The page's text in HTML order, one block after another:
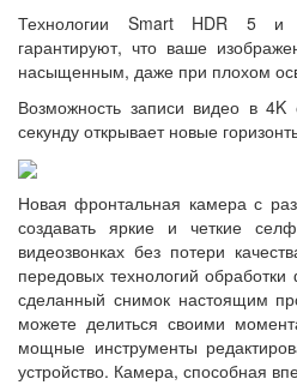
Технологии Smart HDR 5 и
гарантируют, что ваше
насыщенным, даже при плохом
Возможность записи видео в
секунду открывает новые
Новая фронтальная камера с
создавать яркие и четкие
видеозвонках без потери
передовых технологий
сделанный снимок настоящим
можете делиться своими
мощные инструменты
устройство. Камера, способная